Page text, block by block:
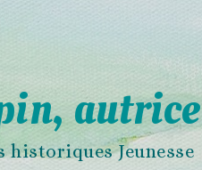
autrice
historiques Jeunesse